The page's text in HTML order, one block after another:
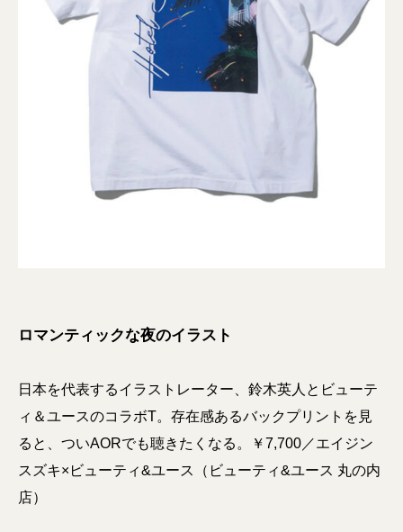
ロマンティックな夜のイラスト
日本を代表するイラストレーター、鈴木英人とビューテ
ィ＆ユースのコラボT。存在感あるバックプリントを見
ると、ついAORでも聴きたくなる。￥7,700／エイジン
スズキ×ビューティ&ユース（ビューティ&ユース 丸の内
店）